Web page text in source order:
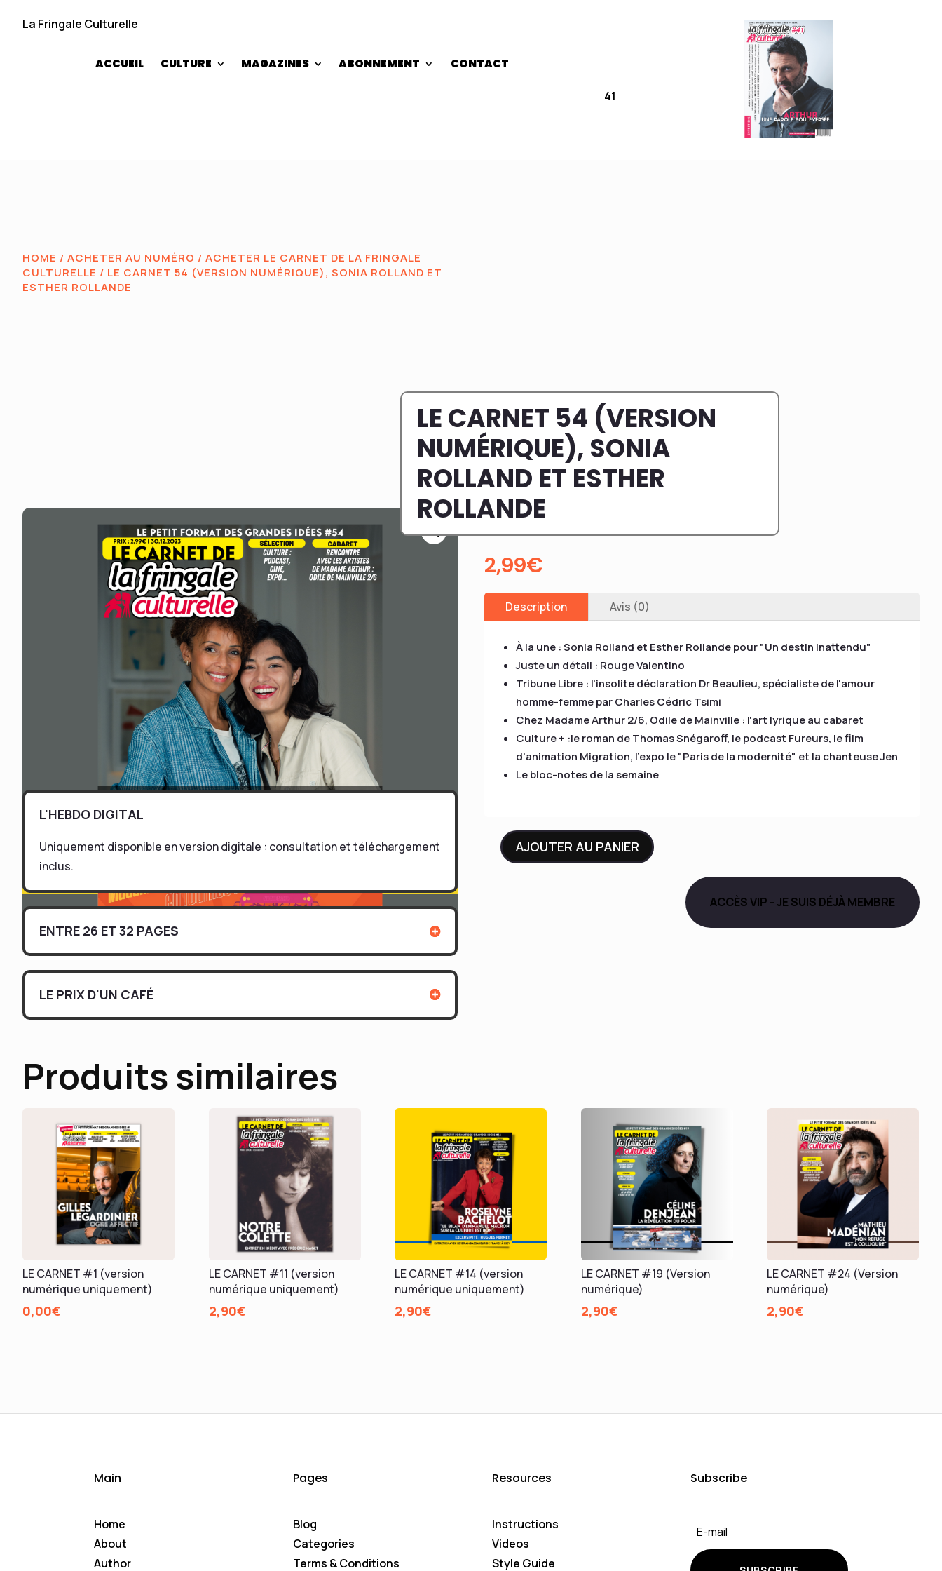
La Fringale Culturelle
41
ACCUEIL CULTURE MAGAZINES ABONNEMENT CONTACT
HOME / ACHETER AU NUMÉRO / ACHETER LE CARNET DE LA FRINGALE
CULTURELLE / LE CARNET 54 (VERSION NUMÉRIQUE), SONIA ROLLAND ET
ESTHER ROLLANDE
L'HEBDO DIGITAL
Uniquement disponible en version digitale : consultation et téléchargement
inclus.
ENTRE 26 ET 32 PAGES
LE PRIX D'UN CAFÉ
LE CARNET 54 (VERSION
NUMÉRIQUE), SONIA
ROLLAND ET ESTHER
ROLLANDE
2,99€
Description Avis (0)
À la une : Sonia Rolland et Esther Rollande pour "Un destin inattendu"
Juste un détail : Rouge Valentino
Tribune Libre : l'insolite déclaration Dr Beaulieu, spécialiste de l'amour
homme-femme par Charles Cédric Tsimi
Chez Madame Arthur 2/6, Odile de Mainville : l'art lyrique au cabaret
Culture + :le roman de Thomas Snégaroff, le podcast Fureurs, le film
d'animation Migration, l'expo le "Paris de la modernité" et la chanteuse Jen
Le bloc-notes de la semaine
quantité
AJOUTER AU PANIER
ACCÈS VIP - JE SUIS DÉJÀ MEMBRE
Produits similaires
LE CARNET #1 (version
numérique uniquement)
0,00€
LE CARNET #11 (version
numérique uniquement)
2,90€
LE CARNET #14 (version
numérique uniquement)
2,90€
LE CARNET #19 (Version
numérique)
2,90€
LE CARNET #24 (Version
numérique)
2,90€
Main
Home
About
Author
Pages
Blog
Categories
Terms & Conditions
Resources
Instructions
Videos
Style Guide
Subscribe